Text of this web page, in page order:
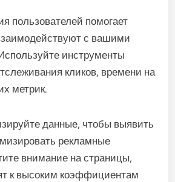
пользователей помогает
с вашими
инструменты
кликов, времени на
метрик.
данные, чтобы выявить
рекламные
внимание на страницы,
к высоким коэффициентам